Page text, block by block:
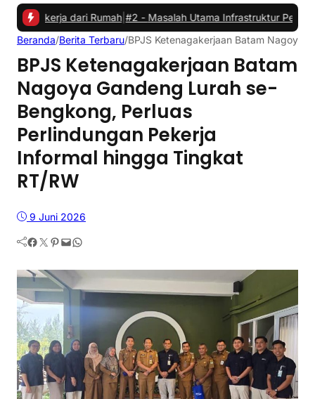
dari Rumah|#2 -Masalah Utama Infrastruktur Pengisian Daya
Beranda/Berita Terbaru/BPJS Ketenagakerjaan Batam Nagoya
BPJS Ketenagakerjaan Batam
Nagoya Gandeng Lurah se-
Bengkong, Perluas
Perlindungan Pekerja
Informal hingga Tingkat
RT/RW
9 Juni 2026
Facebook Twitter Pinterest Mail WhatsApp